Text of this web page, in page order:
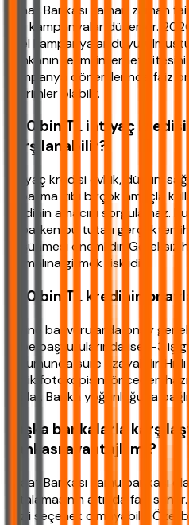
Ziraat Bankası zaman zaman
gibi kampanyalar düzenler.
özel kampanyalar
bankanın resmi internet
Kampanya dönemlerinde faiz
indirimler olabilir.
500 bin TL ihtiyaç
karşılanabilir?
İhtiyaç kredisi evlilik, düğün,
kapatma gibi birçok amaçla
kredinin amacını sorgulamaz.
yaparken bu tutarı gerçekten
düşünmesi önemlidir.
sarmalına girmek risklidir.
500 bin TL kredinin
Online başvurularda onay
Şube başvurularında ise 1-3 iş
durumunda süre uzayabilir.
kimlik fotokopisini önceden
sağlar. Banka yoğunluğuna
Başka bankalarla
Bankası avantajlı mı?
Ziraat Bankası kamu bankası
ortalamasının altında faiz
faizli seçenek olmayabilir.